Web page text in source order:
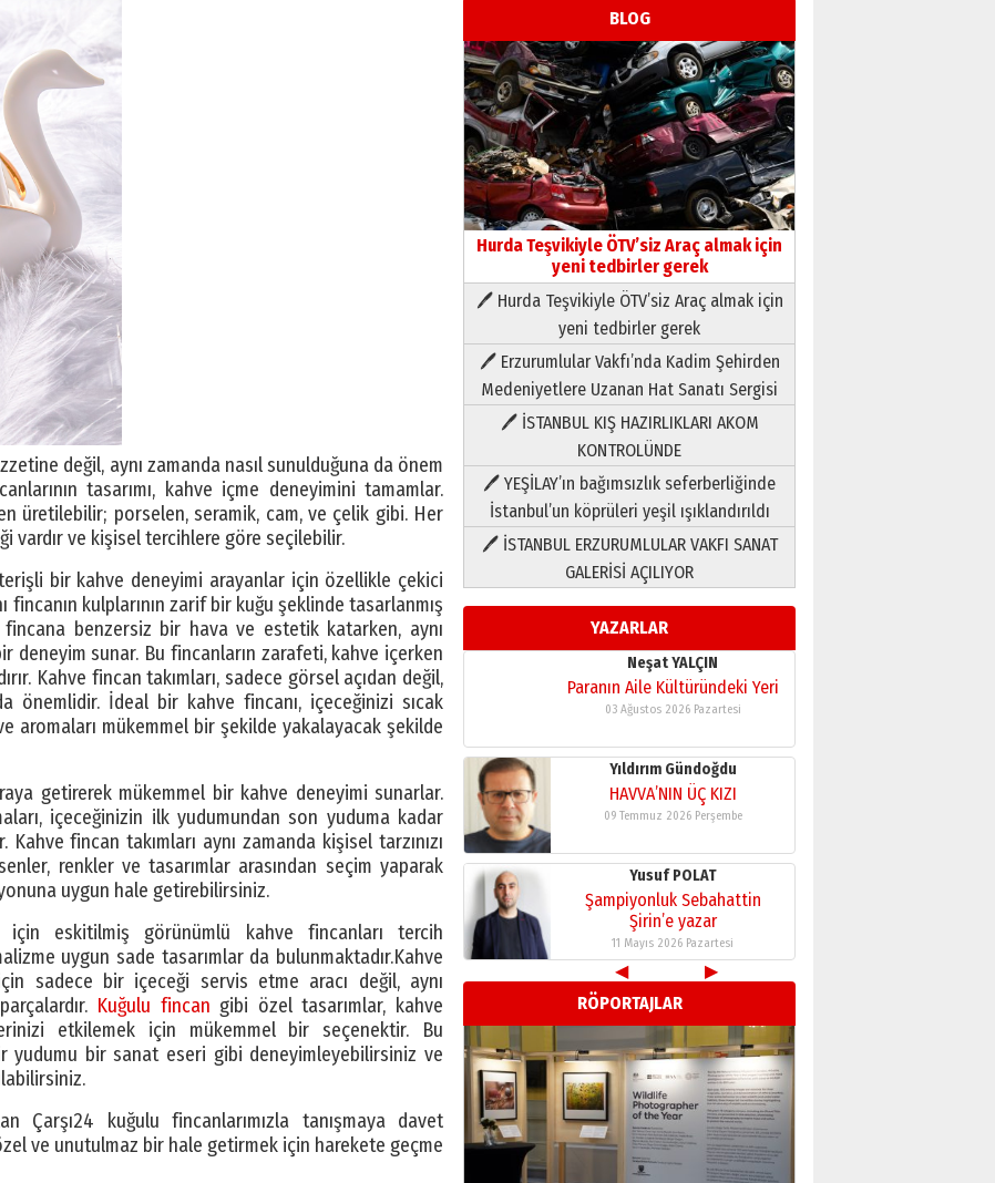
değil, aynı zamanda nasıl sunulduğuna da önem
tasarımı, kahve içme deneyimini tamamlar.
üretilebilir; porselen, seramik, cam, ve çelik gibi. Her
vardır ve kişisel tercihlere göre seçilebilir.
bir kahve deneyimi arayanlar için özellikle çekici
fincanın kulplarının zarif bir kuğu şeklinde tasarlanmış
fincana benzersiz bir hava ve estetik katarken, aynı
deneyim sunar. Bu fincanların zarafeti, kahve içerken
Kahve fincan takımları, sadece görsel açıdan değil,
önemlidir. İdeal bir kahve fincanı, içeceğinizi sıcak
aromaları mükemmel bir şekilde yakalayacak şekilde
getirerek mükemmel bir kahve deneyimi sunarlar.
içeceğinizin ilk yudumundan son yuduma kadar
Kahve fincan takımları aynı zamanda kişisel tarzınızı
renkler ve tasarımlar arasından seçim yaparak
uygun hale getirebilirsiniz.
için eskitilmiş görünümlü kahve fincanları tercih
uygun sade tasarımlar da bulunmaktadır.Kahve
sadece bir içeceği servis etme aracı değil, aynı
Kuğulu fincan gibi özel tasarımlar, kahve
etkilemek için mükemmel bir seçenektir. Bu
yudumu bir sanat eseri gibi deneyimleyebilirsiniz ve
Çarşı24 kuğulu fincanlarımızla tanışmaya davet
ve unutulmaz bir hale getirmek için harekete geçme
BLOG
Hurda Teşvikiyle ÖTV’siz Araç almak için
yeni tedbirler gerek
🖊 Hurda Teşvikiyle ÖTV’siz Araç almak için
yeni tedbirler gerek
🖊 Erzurumlular Vakfı’nda Kadim Şehirden
Medeniyetlere Uzanan Hat Sanatı Sergisi
🖊 İSTANBUL KIŞ HAZIRLIKLARI AKOM
KONTROLÜNDE
🖊 YEŞİLAY’ın bağımsızlık seferberliğinde
İstanbul’un köprüleri yeşil ışıklandırıldı
🖊 İSTANBUL ERZURUMLULAR VAKFI SANAT
GALERİSİ AÇILIYOR
YAZARLAR
Neşat YALÇIN
Paranın Aile Kültüründeki Yeri
03 Ağustos 2026 Pazartesi
Yıldırım Gündoğdu
HAVVA’NIN ÜÇ KIZI
09 Temmuz 2026 Perşembe
Yusuf POLAT
Şampiyonluk Sebahattin
Şirin’e yazar
11 Mayıs 2026 Pazartesi
Neşat YALÇIN
Paranın Aile Kültüründeki Yeri
03 Ağustos 2026 Pazartesi
Yıldırım Gündoğdu
HAVVA’NIN ÜÇ KIZI
09 Temmuz 2026 Perşembe
Yusuf POLAT
Şampiyonluk Sebahattin
Şirin’e yazar
11 Mayıs 2026 Pazartesi
Neşat YALÇIN
Paranın Aile Kültüründeki Yeri
03 Ağustos 2026 Pazartesi
Yıldırım Gündoğdu
HAVVA’NIN ÜÇ KIZI
09 Temmuz 2026 Perşembe
◀
▶
RÖPORTAJLAR